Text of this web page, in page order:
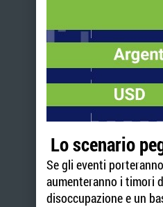
Lo scenario
Se gli eventi
aumenteranno i timori
disoccupazione e un